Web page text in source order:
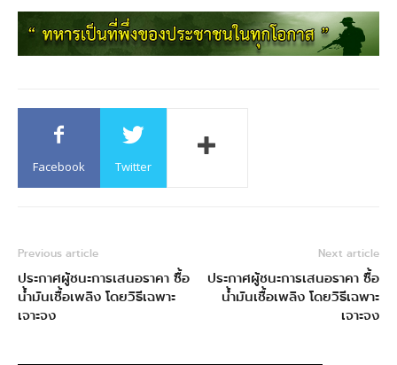
Facebook Twitter
Previous article
ประกาศผู้ชนะการเสนอราคา ซื้อ
น้ำมันเชื้อเพลิง โดยวิธีเฉพาะ
เจาะจง
Next article
ประกาศผู้ชนะการเสนอราคา ซื้อ
น้ำมันเชื้อเพลิง โดยวิธีเฉพาะ
เจาะจง